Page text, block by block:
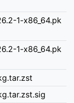
1-x86_64.pk
1-x86_64.pk